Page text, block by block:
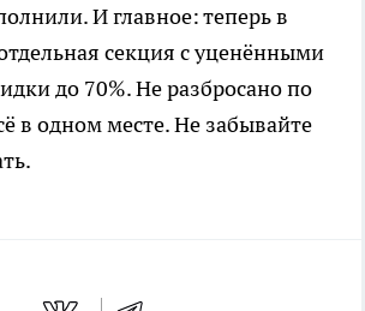
И главное: теперь в
секция с уценёнными
до 70%. Не разбросано по
в одном месте. Не забывайте